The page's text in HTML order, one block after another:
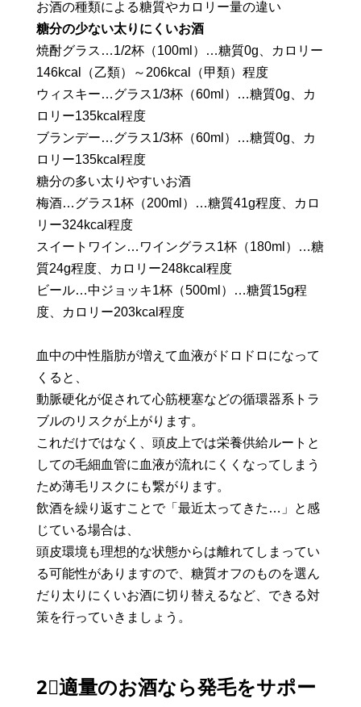
お酒の種類による糖質やカロリー量の違い
糖分の少ない太りにくいお酒
焼酎グラス…1/2杯（100ml）…糖質0g、カロリー
146kcal（乙類）～206kcal（甲類）程度
ウィスキー…グラス1/3杯（60ml）…糖質0g、カ
ロリー135kcal程度
ブランデー…グラス1/3杯（60ml）…糖質0g、カ
ロリー135kcal程度
糖分の多い太りやすいお酒
梅酒…グラス1杯（200ml）…糖質41g程度、カロ
リー324kcal程度
スイートワイン…ワイングラス1杯（180ml）…糖
質24g程度、カロリー248kcal程度
ビール…中ジョッキ1杯（500ml）…糖質15g程
度、カロリー203kcal程度
血中の中性脂肪が増えて血液がドロドロになって
くると、
動脈硬化が促されて心筋梗塞などの循環器系トラ
ブルのリスクが上がります。
これだけではなく、頭皮上では栄養供給ルートと
しての毛細血管に血液が流れにくくなってしまう
ため薄毛リスクにも繋がります。
飲酒を繰り返すことで「最近太ってきた…」と感
じている場合は、
頭皮環境も理想的な状態からは離れてしまってい
る可能性がありますので、糖質オフのものを選ん
だり太りにくいお酒に切り替えるなど、できる対
策を行っていきましょう。
2⃣適量のお酒なら発毛をサポー